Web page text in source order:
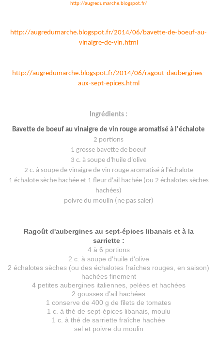
http://augredumarche.blogspot.fr/
http://augredumarche.blogspot.fr/2014/06/bavette-de-boeuf-au-
vinaigre-de-vin.html
http://augredumarche.blogspot.fr/2014/06/ragout-daubergines-
aux-sept-epices.html
Ingrédients :
Bavette de boeuf au vinaigre de vin rouge aromatisé à l'échalote
2 portions
1 grosse bavette de boeuf
3 c. à soupe d'huile d'olive
2 c. à soupe de vinaigre de vin rouge aromatisé à l'échalote
1 échalote sèche hachée et 1 fleur d'ail hachée (ou 2 échalotes sèches
hachées)
poivre du moulin (ne pas saler)
Ragoût d'aubergines au sept-épices libanais et à la
sarriette :
4 à 6 portions
2 c. à soupe d'huile d'olive
2 échalotes sèches (ou des échalotes fraîches rouges, en saison)
hachées finement
4 petites aubergines italiennes, pelées et hachées
2 gousses d’ail hachées
1 conserve de 400 g de filets de tomates
1 c. à thé de sept-épices libanais, moulu
1 c. à thé de sarriette fraîche hachée
sel et poivre du moulin